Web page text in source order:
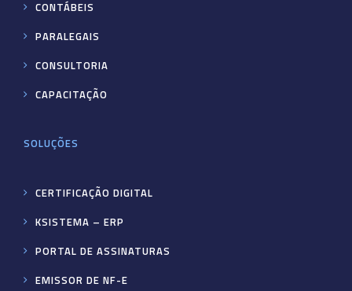
CONTÁBEIS
PARALEGAIS
CONSULTORIA
CAPACITAÇÃO
SOLUÇÕES
CERTIFICAÇÃO DIGITAL
KSISTEMA – ERP
PORTAL DE ASSINATURAS
EMISSOR DE NF-E